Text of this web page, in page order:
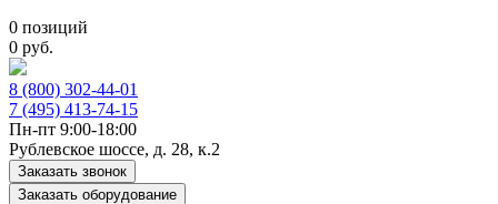
0 позиций
0 руб.
8 (800) 302-44-01
7 (495) 413-74-15
Пн-пт 9:00-18:00
Рублевское шоссе, д. 28, к.2
Заказать звонок
Заказать оборудование